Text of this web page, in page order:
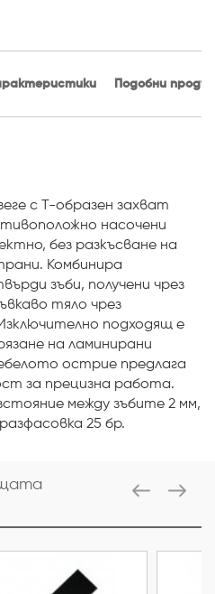
Подобни
с Т-образен захват
насочени
без разкъсване на
Комбинира
зъби, получени чрез
тяло чрез
подходящ е
на ламинирани
острие предлага
за прецизна работа.
между зъбите 2 мм,
25 бр.